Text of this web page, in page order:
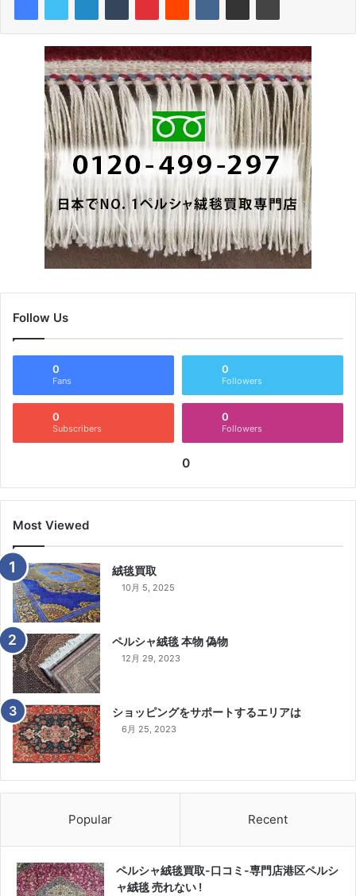
Follow Us
0
Fans
0
Followers
0
Subscribers
0
Followers
0
Most Viewed
絨毯買取
10月 5, 2025
ペルシャ絨毯 本物 偽物
12月 29, 2023
ショッピングをサポートするエリアは
6月 25, 2023
Popular Recent
ペルシャ絨毯買取-口コミ-専門店港区ペルシ
ャ絨毯 売れない !